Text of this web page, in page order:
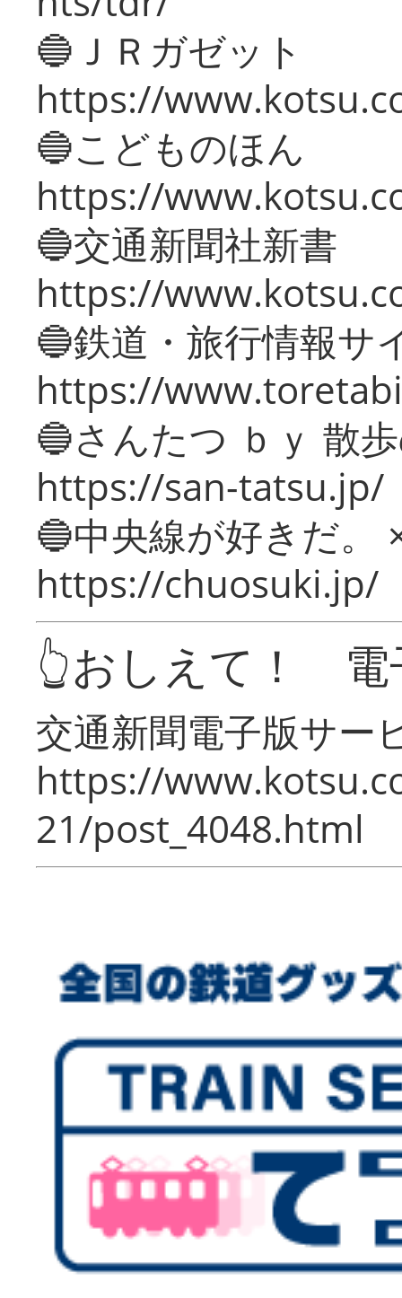
🔵ＪＲガゼット
https://
🔵こどものほん
https://
🔵交通新聞社新書
https://
🔵鉄道・旅行情報サ
https://
🔵さんたつ ｂｙ 散
https://san-tatsu.jp/
🔵中央線が好きだ。
https://chuosuki.jp/
👆おしえて！ 電
交通新聞電子版サー
https://
21/post_4048.html